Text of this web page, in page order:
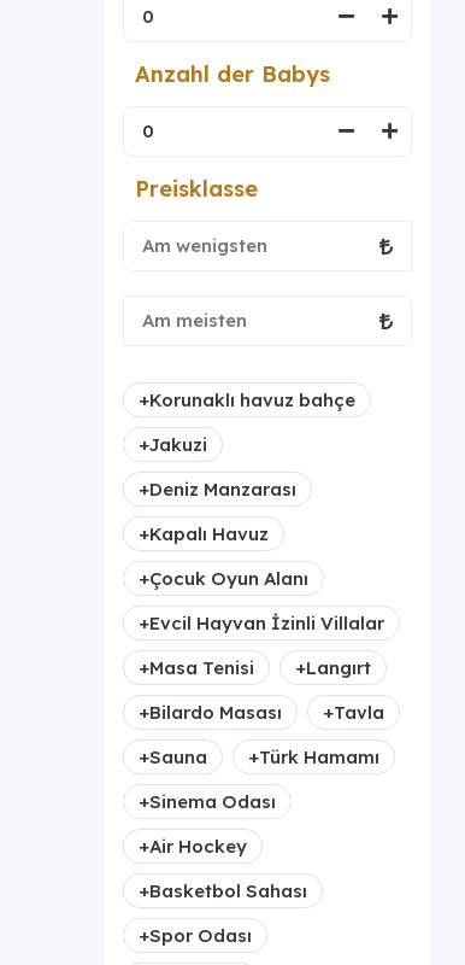
Anzahl der Babys
Preisklasse
+Korunaklı havuz bahçe
+Jakuzi
+Deniz Manzarası
+Kapalı Havuz
+Çocuk Oyun Alanı
+Evcil Hayvan İzinli Villalar
+Masa Tenisi +Langırt
+Bilardo Masası +Tavla
+Sauna +Türk Hamamı
+Sinema Odası
+Air Hockey
+Basketbol Sahası
+Spor Odası